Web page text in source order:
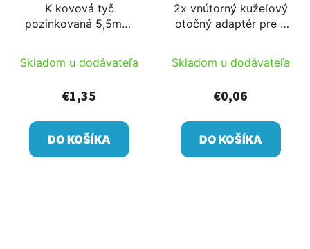
K kovová tyč
pozinkovaná 5,5mm,
Skladom u dodávateľa
€1,35
DO KOŠÍKA
2x vnútorný kužeľový
otočný adaptér pre 6
Skladom u dodávateľa
€0,06
DO KOŠÍKA